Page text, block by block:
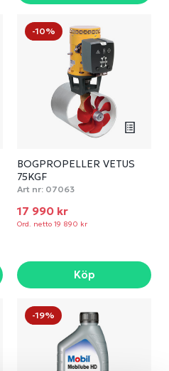
-10%
BOGPROPELLER VETUS
75KGF
Art nr: 07063
17 990 kr
Ord. netto 19 890 kr
Köp
-19%